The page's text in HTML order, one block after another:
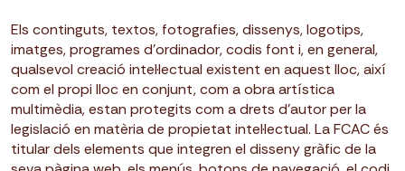
Els continguts, textos, fotografies, dissenys, logotips,
imatges, programes d’ordinador, codis font i, en general,
qualsevol creació intel·lectual existent en aquest lloc, així
com el propi lloc en conjunt, com a obra artística
multimèdia, estan protegits com a drets d’autor per la
legislació en matèria de propietat intel·lectual. La FCAC és
titular dels elements que integren el disseny gràfic de la